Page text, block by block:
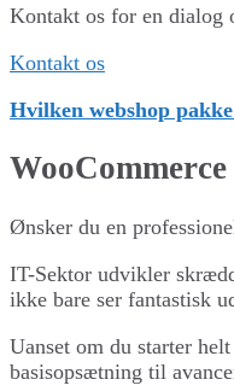
Kontakt os for en dialog
Kontakt os
Hvilken webshop
Ønsker du en
IT-Sektor udvikler
ikke bare ser fantastisk
Uanset om du starter
basisopsætning til